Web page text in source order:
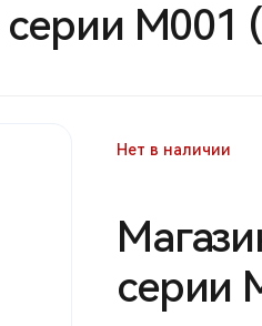
М001
Нет в наличии
серии